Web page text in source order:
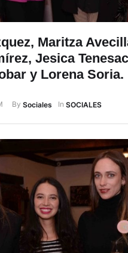
Maritza
Jesica
y Lorena Soria.
By Sociales In SOCIALES